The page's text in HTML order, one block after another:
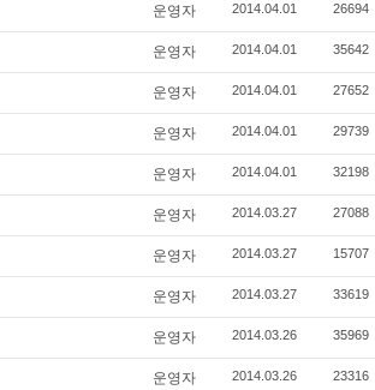
운영자 2014.04.01 26694
운영자 2014.04.01 35642
운영자 2014.04.01 27652
운영자 2014.04.01 29739
운영자 2014.04.01 32198
운영자 2014.03.27 27088
운영자 2014.03.27 15707
운영자 2014.03.27 33619
운영자 2014.03.26 35969
운영자 2014.03.26 23316